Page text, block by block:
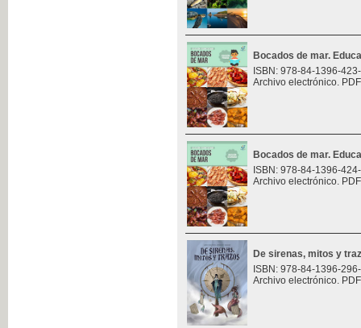
Bocados de mar.
ISBN: 978-84-1396-
Archivo electrónico.
Bocados de mar.
ISBN: 978-84-1396-
Archivo electrónico.
De sirenas, mitos y
ISBN: 978-84-1396-
Archivo electrónico.